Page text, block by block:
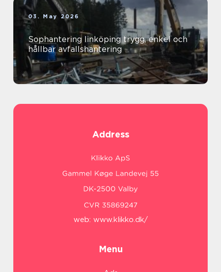
03. May 2026
Sophantering linköping trygg, enkel och
hållbar avfallshantering
Address
web: www.klikko.dk/
Menu